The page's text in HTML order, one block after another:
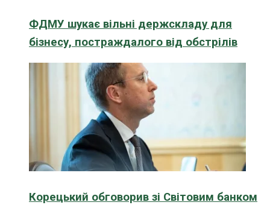
ФДМУ шукає вільні держскладу для
бізнесу, постраждалого від обстрілів
Корецький обговорив зі Світовим банком